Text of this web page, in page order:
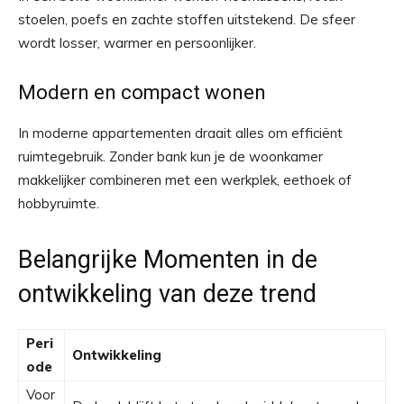
stoelen, poefs en zachte stoffen uitstekend. De sfeer
wordt losser, warmer en persoonlijker.
Modern en compact wonen
In moderne appartementen draait alles om efficiënt
ruimtegebruik. Zonder bank kun je de woonkamer
makkelijker combineren met een werkplek, eethoek of
hobbyruimte.
Belangrijke Momenten in de
ontwikkeling van deze trend
Peri
ode
Ontwikkeling
Voor